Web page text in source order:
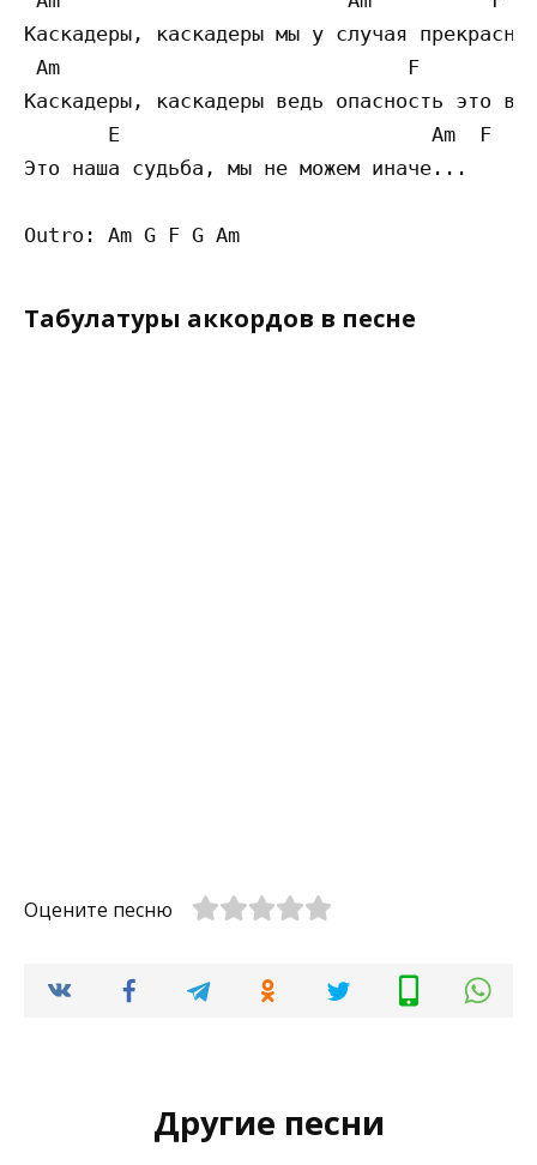
Каскадеры, каскадеры мы у случая
Am                             F
Каскадеры, каскадеры ведь опасность это
E                          Am  F  G
Это наша судьба, мы не можем иначе...
Табулатуры аккордов в песне
Оцените песню
Другие песни